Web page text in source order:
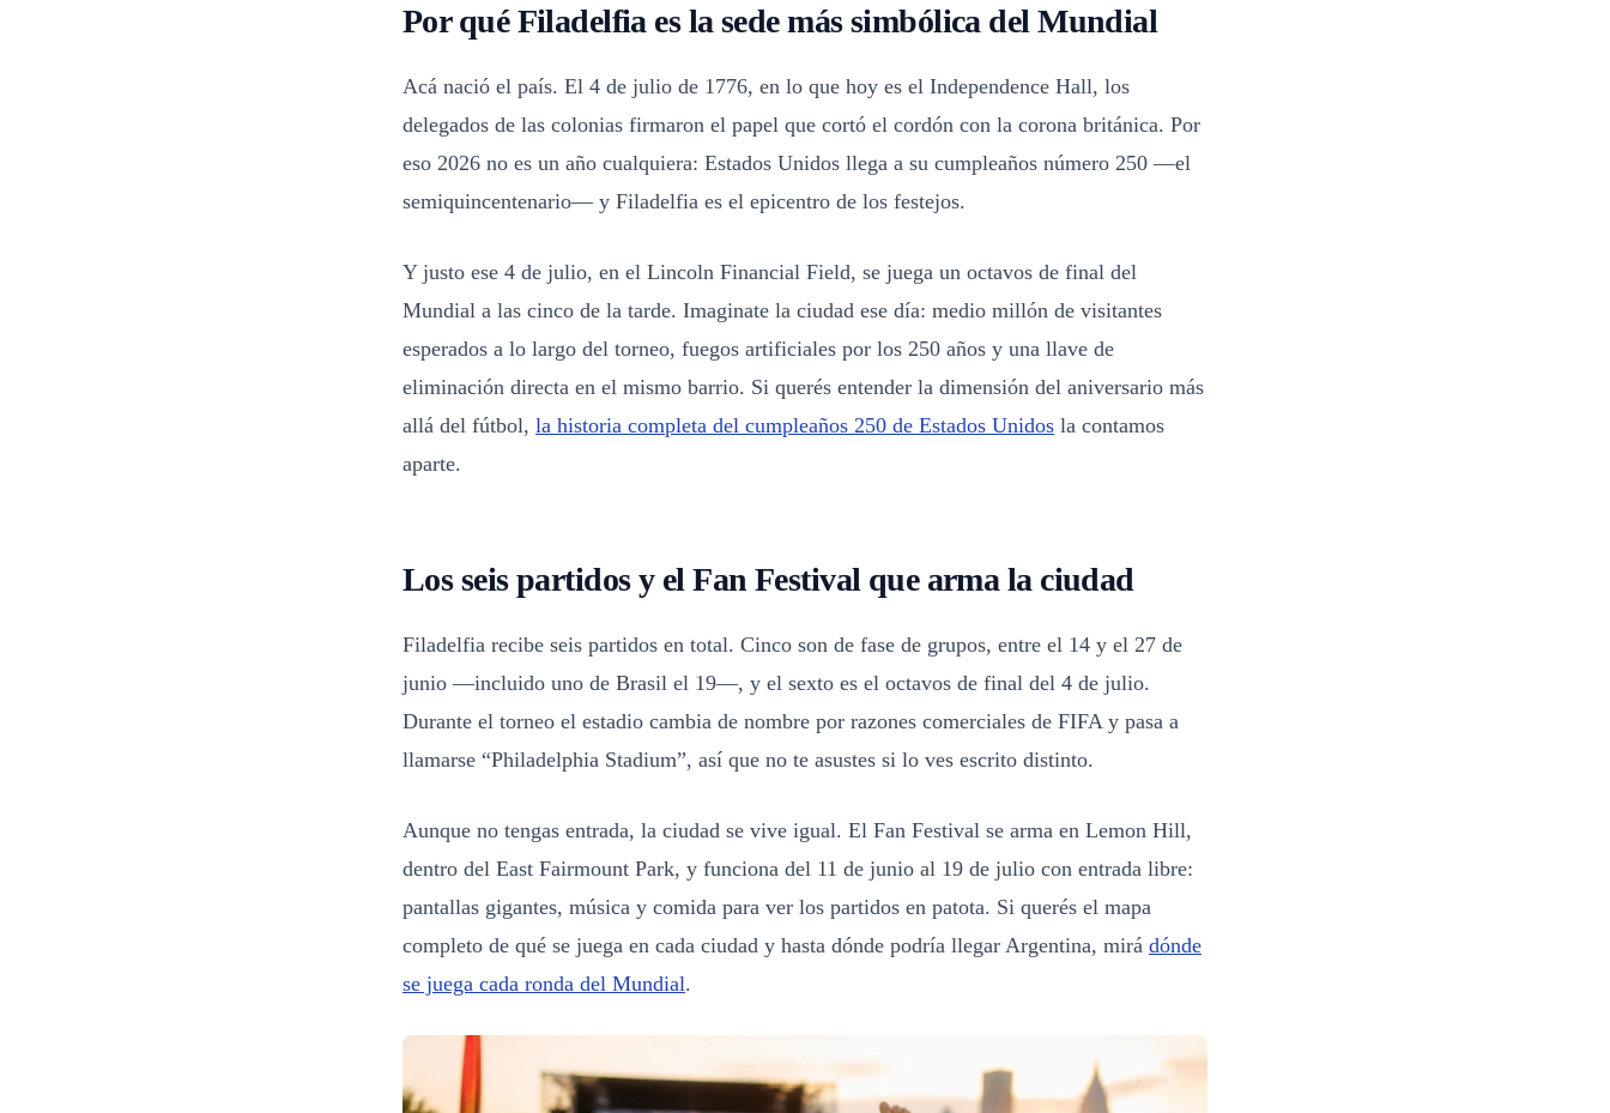
Por qué Filadelfia es la sede más simbólica del Mundial
Acá nació el país. El 4 de julio de 1776, en lo que hoy es el Independence Hall, los
delegados de las colonias firmaron el papel que cortó el cordón con la corona británica. Por
eso 2026 no es un año cualquiera: Estados Unidos llega a su cumpleaños número 250 —el
semiquincentenario— y Filadelfia es el epicentro de los festejos.
Y justo ese 4 de julio, en el Lincoln Financial Field, se juega un octavos de final del
Mundial a las cinco de la tarde. Imaginate la ciudad ese día: medio millón de visitantes
esperados a lo largo del torneo, fuegos artificiales por los 250 años y una llave de
eliminación directa en el mismo barrio. Si querés entender la dimensión del aniversario más
allá del fútbol, la historia completa del cumpleaños 250 de Estados Unidos la contamos
aparte.
Los seis partidos y el Fan Festival que arma la ciudad
Filadelfia recibe seis partidos en total. Cinco son de fase de grupos, entre el 14 y el 27 de
junio —incluido uno de Brasil el 19—, y el sexto es el octavos de final del 4 de julio.
Durante el torneo el estadio cambia de nombre por razones comerciales de FIFA y pasa a
llamarse “Philadelphia Stadium”, así que no te asustes si lo ves escrito distinto.
Aunque no tengas entrada, la ciudad se vive igual. El Fan Festival se arma en Lemon Hill,
dentro del East Fairmount Park, y funciona del 11 de junio al 19 de julio con entrada libre:
pantallas gigantes, música y comida para ver los partidos en patota. Si querés el mapa
completo de qué se juega en cada ciudad y hasta dónde podría llegar Argentina, mirá dónde
se juega cada ronda del Mundial.